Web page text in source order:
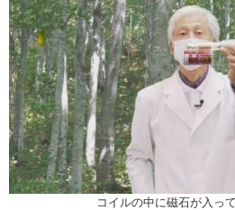
コイルの中に磁石が入っ